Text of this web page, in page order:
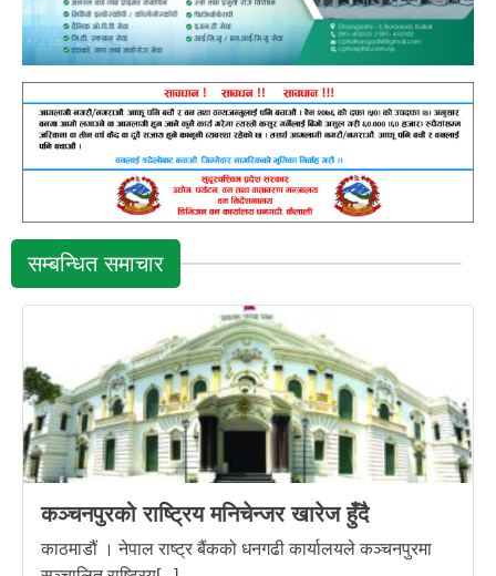
सम्बन्धित समाचार
कञ्चनपुरको राष्ट्रिय मनिचेन्जर खारेज हुँदै
काठमाडौं । नेपाल राष्ट्र बैंकको धनगढी कार्यालयले कञ्चनपुरमा